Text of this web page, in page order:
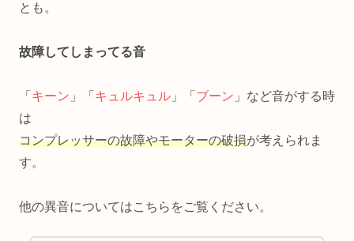
とも。
故障してしまってる音
「 キーン 」「 キュルキュル 」「 ブーン 」など音がする時
は
コンプレッサーの故障やモーターの破損が考えられま
す。
他の異音についてはこちらをご覧ください。